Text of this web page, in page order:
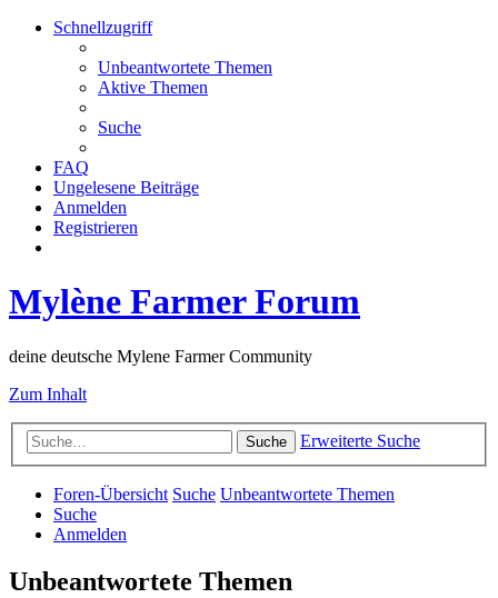
Schnellzugriff
Unbeantwortete Themen
Aktive Themen
Suche
FAQ
Ungelesene Beiträge
Anmelden
Registrieren
Mylène Farmer Forum
deine deutsche Mylene Farmer Community
Zum Inhalt
Suche Erweiterte Suche
Foren-Übersicht Suche Unbeantwortete Themen
Suche
Anmelden
Unbeantwortete Themen